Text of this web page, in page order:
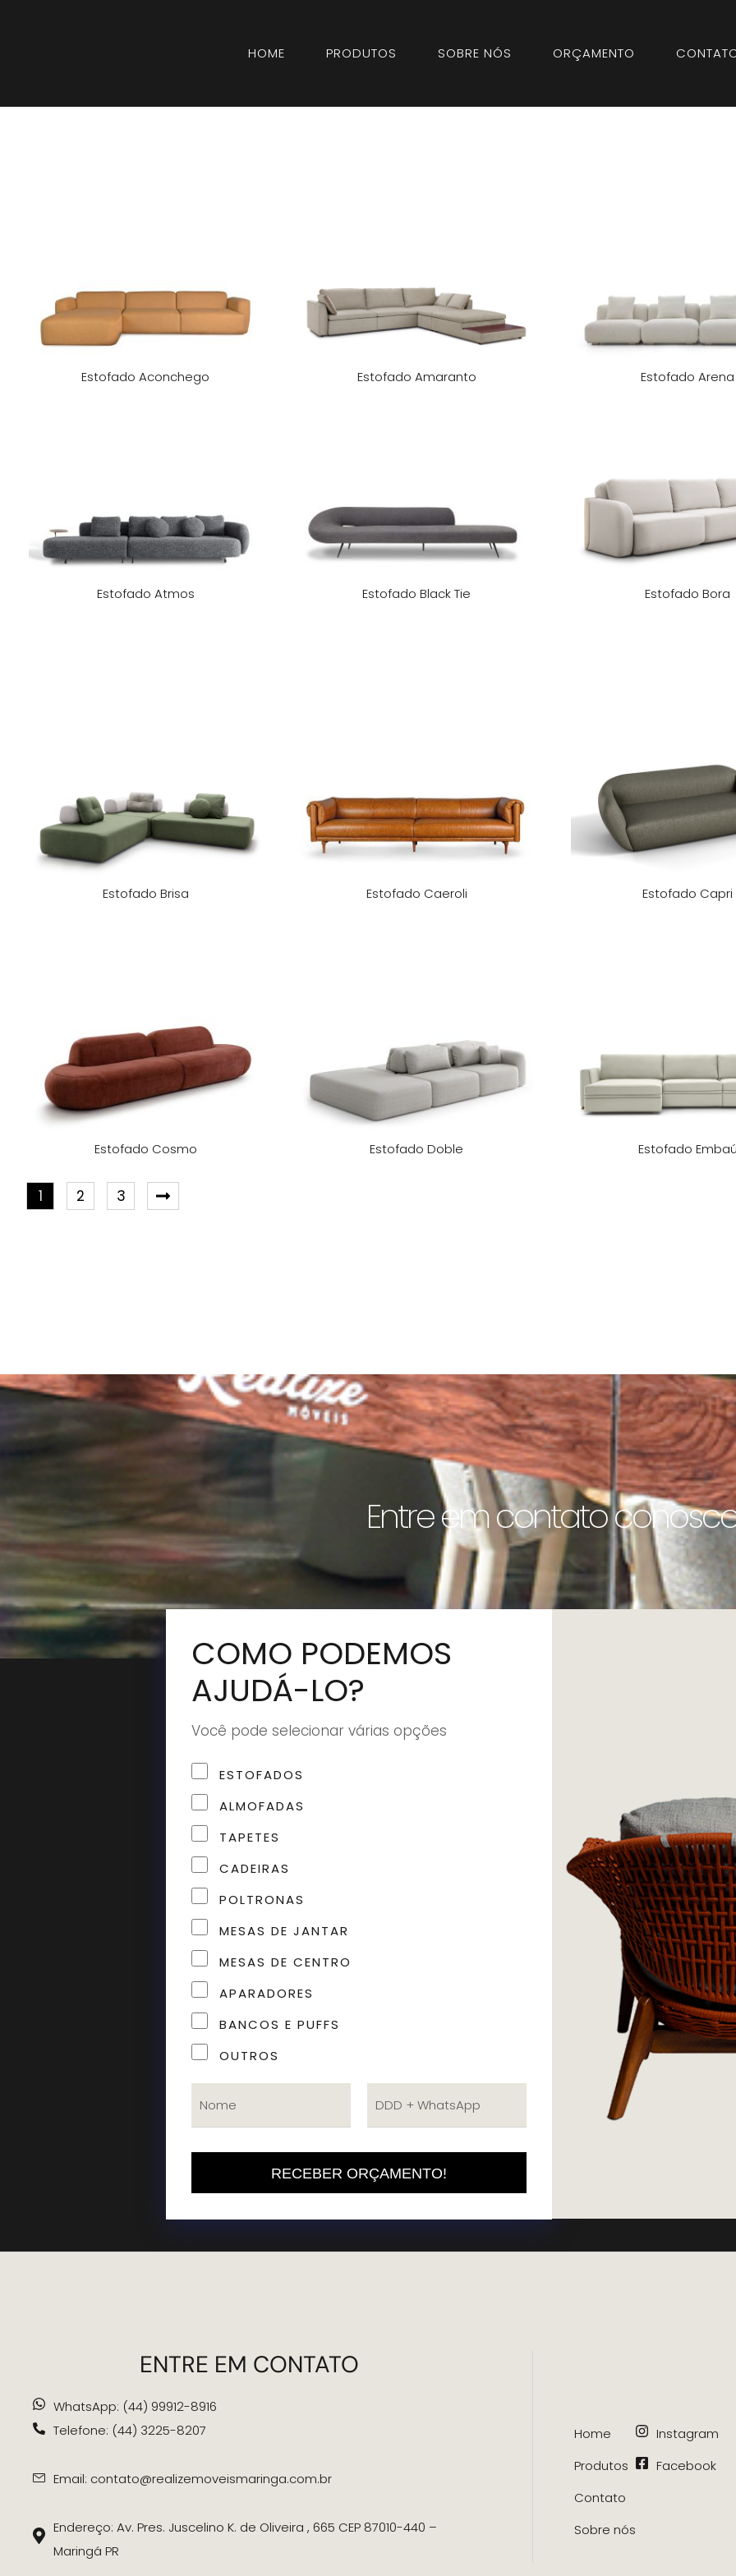
HOME PRODUTOS SOBRE NÓS ORÇAMENTO
Estofado Aconchego Estofado Amaranto Estofado Arena
Estofado Atmos Estofado Black Tie Estofado Bora
Estofado Brisa Estofado Caeroli Estofado Capri
Estofado Cosmo Estofado Doble Estofado
1 2 3
Entre em contato
COMO PODEMOS
AJUDÁ-LO?
Você pode selecionar várias opções
ESTOFADOS
ALMOFADAS
TAPETES
CADEIRAS
POLTRONAS
MESAS DE JANTAR
MESAS DE CENTRO
APARADORES
BANCOS E PUFFS
OUTROS
RECEBER ORÇAMENTO!
ENTRE EM CONTATO
WhatsApp: (44) 99912-8916
Telefone: (44) 3225-8207
Email: contato@realizemoveismaringa.com.br
Endereço: Av. Pres. Juscelino K. de Oliveira , 665 CEP 87010-440 –
Maringá PR
Home
Produtos
Contato
Sobre nós
Instagram
Facebook